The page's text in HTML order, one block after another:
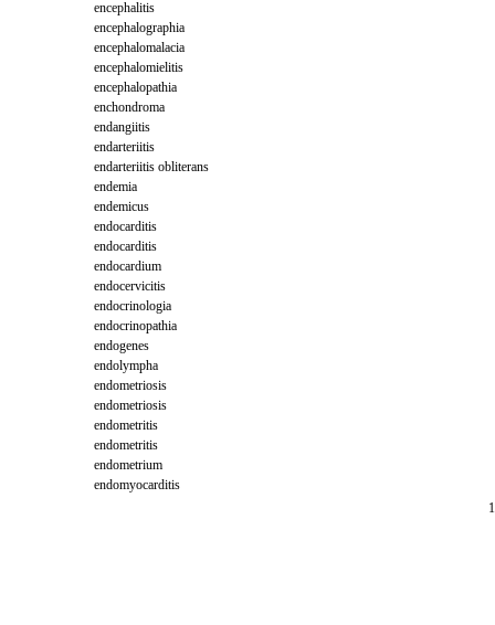
encephalitis
encephalographia
encephalomalacia
encephalomielitis
encephalopathia
enchondroma
endangiitis
endarteriitis
endarteriitis obliterans
endemia
endemicus
endocarditis
endocarditis
endocardium
endocervicitis
endocrinologia
endocrinopathia
endogenes
endolympha
endometriosis
endometriosis
endometritis
endometritis
endometrium
endomyocarditis
1